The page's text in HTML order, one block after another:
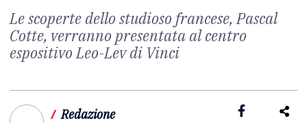
Le scoperte dello studioso francese, Pascal
Cotte, verranno presentata al centro
espositivo Leo-Lev di Vinci
/ Redazione